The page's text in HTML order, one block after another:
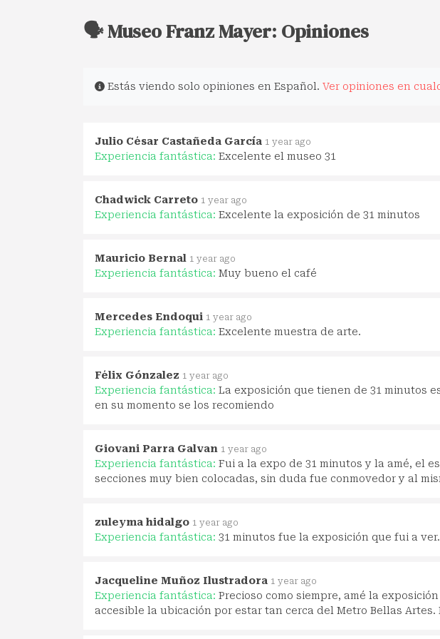
🗣️ Museo Franz Mayer: Opiniones
Estás viendo solo opiniones en Español. Ver opiniones en
Julio César Castañeda García 1 year ago
Experiencia fantástica: Excelente el museo 31
Chadwick Carreto 1 year ago
Experiencia fantástica: Excelente la exposición de 31 minutos
Mauricio Bernal 1 year ago
Experiencia fantástica: Muy bueno el café
Mercedes Endoqui 1 year ago
Experiencia fantástica: Excelente muestra de arte.
Félix Gónzalez 1 year ago
Experiencia fantástica: La exposición que tienen de 31 minutos
en su momento se los recomiendo
Giovani Parra Galvan 1 year ago
Experiencia fantástica: Fui a la expo de 31 minutos y la amé, el
secciones muy bien colocadas, sin duda fue conmovedor y al
zuleyma hidalgo 1 year ago
Experiencia fantástica: 31 minutos fue la exposición que fui a
Jacqueline Muñoz Ilustradora 1 year ago
Experiencia fantástica: Precioso como siempre, amé la
accesible la ubicación por estar tan cerca del Metro Bellas Artes.